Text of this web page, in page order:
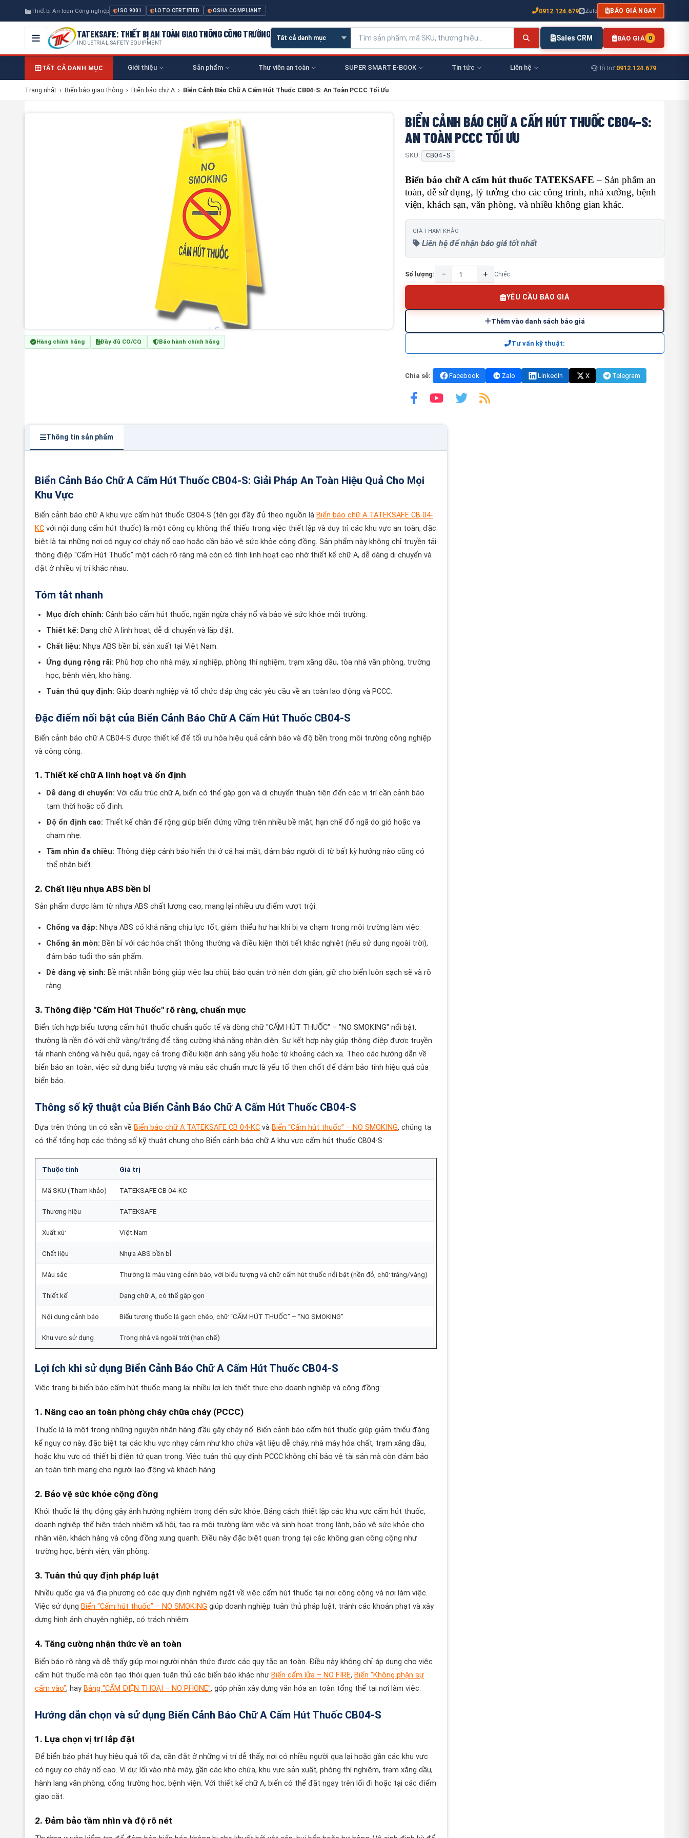
Thiết bị An toàn Công nghiệp ISO 9001 LOTO CERTIFIED OSHA COMPLIANT 0912.124.679 Zalo BÁO GIÁ NGAY
TATEKSAFE: THIẾT BỊ AN TOÀN GIAO THÔNG CÔNG TRƯỜNG
INDUSTRIAL SAFETY EQUIPMENT
Sales CRM BÁO GIÁ 0
TẤT CẢ DANH MỤC Giới thiệu Sản phẩm Thư viên an toàn SUPER SMART E-BOOK Tin tức Liên hệ Hỗ trợ:0912.124.679
Trang nhất › Biển báo giao thông › Biển báo chữ A › Biển Cảnh Báo Chữ A Cấm Hút Thuốc CB04-S: An Toàn PCCC Tối Ưu
Hàng chính hãng Đầy đủ CO/CQ Bảo hành chính hãng
BIỂN CẢNH BÁO CHỮ A CẤM HÚT THUỐC CB04-S:
AN TOÀN PCCC TỐI ƯU
SKU: CB04-S
Biển báo chữ A cấm hút thuốc TATEKSAFE – Sản phẩm an
toàn, dễ sử dụng, lý tưởng cho các công trình, nhà xưởng, bệnh
viện, khách sạn, văn phòng, và nhiều không gian khác.
GIÁ THAM KHẢO
Liên hệ để nhận báo giá tốt nhất
Số lượng: − + Chiếc
YÊU CẦU BÁO GIÁ
Thêm vào danh sách báo giá
Tư vấn kỹ thuật:
Chia sẻ: Facebook Zalo LinkedIn X Telegram
Thông tin sản phẩm
Biển Cảnh Báo Chữ A Cấm Hút Thuốc CB04-S: Giải Pháp An Toàn Hiệu Quả Cho Mọi
Khu Vực
Biển cảnh báo chữ A khu vực cấm hút thuốc CB04-S (tên gọi đầy đủ theo nguồn là Biển báo chữ A TATEKSAFE CB 04-
KC với nội dung cấm hút thuốc) là một công cụ không thể thiếu trong việc thiết lập và duy trì các khu vực an toàn, đặc
biệt là tại những nơi có nguy cơ cháy nổ cao hoặc cần bảo vệ sức khỏe cộng đồng. Sản phẩm này không chỉ truyền tải
thông điệp "Cấm Hút Thuốc" một cách rõ ràng mà còn có tính linh hoạt cao nhờ thiết kế chữ A, dễ dàng di chuyển và
đặt ở nhiều vị trí khác nhau.
Tóm tắt nhanh
Mục đích chính: Cảnh báo cấm hút thuốc, ngăn ngừa cháy nổ và bảo vệ sức khỏe môi trường.
Thiết kế: Dạng chữ A linh hoạt, dễ di chuyển và lắp đặt.
Chất liệu: Nhựa ABS bền bỉ, sản xuất tại Việt Nam.
Ứng dụng rộng rãi: Phù hợp cho nhà máy, xí nghiệp, phòng thí nghiệm, trạm xăng dầu, tòa nhà văn phòng, trường
học, bệnh viện, kho hàng.
Tuân thủ quy định: Giúp doanh nghiệp và tổ chức đáp ứng các yêu cầu về an toàn lao động và PCCC.
Đặc điểm nổi bật của Biển Cảnh Báo Chữ A Cấm Hút Thuốc CB04-S
Biển cảnh báo chữ A CB04-S được thiết kế để tối ưu hóa hiệu quả cảnh báo và độ bền trong môi trường công nghiệp
và công cộng.
1. Thiết kế chữ A linh hoạt và ổn định
Dễ dàng di chuyển: Với cấu trúc chữ A, biển có thể gập gọn và di chuyển thuận tiện đến các vị trí cần cảnh báo
tạm thời hoặc cố định.
Độ ổn định cao: Thiết kế chân đế rộng giúp biển đứng vững trên nhiều bề mặt, hạn chế đổ ngã do gió hoặc va
chạm nhẹ.
Tầm nhìn đa chiều: Thông điệp cảnh báo hiển thị ở cả hai mặt, đảm bảo người đi từ bất kỳ hướng nào cũng có
thể nhận biết.
2. Chất liệu nhựa ABS bền bỉ
Sản phẩm được làm từ nhựa ABS chất lượng cao, mang lại nhiều ưu điểm vượt trội:
Chống va đập: Nhựa ABS có khả năng chịu lực tốt, giảm thiểu hư hại khi bị va chạm trong môi trường làm việc.
Chống ăn mòn: Bền bỉ với các hóa chất thông thường và điều kiện thời tiết khắc nghiệt (nếu sử dụng ngoài trời),
đảm bảo tuổi thọ sản phẩm.
Dễ dàng vệ sinh: Bề mặt nhẵn bóng giúp việc lau chùi, bảo quản trở nên đơn giản, giữ cho biển luôn sạch sẽ và rõ
ràng.
3. Thông điệp "Cấm Hút Thuốc" rõ ràng, chuẩn mực
Biển tích hợp biểu tượng cấm hút thuốc chuẩn quốc tế và dòng chữ "CẤM HÚT THUỐC" – "NO SMOKING" nổi bật,
thường là nền đỏ với chữ vàng/trắng để tăng cường khả năng nhận diện. Sự kết hợp này giúp thông điệp được truyền
tải nhanh chóng và hiệu quả, ngay cả trong điều kiện ánh sáng yếu hoặc từ khoảng cách xa. Theo các hướng dẫn về
biển báo an toàn, việc sử dụng biểu tượng và màu sắc chuẩn mực là yếu tố then chốt để đảm bảo tính hiệu quả của
biển báo.
Thông số kỹ thuật của Biển Cảnh Báo Chữ A Cấm Hút Thuốc CB04-S
Dựa trên thông tin có sẵn về Biển báo chữ A TATEKSAFE CB 04-KC và Biển “Cấm hút thuốc” – NO SMOKING, chúng ta
có thể tổng hợp các thông số kỹ thuật chung cho Biển cảnh báo chữ A khu vực cấm hút thuốc CB04-S:
Thuộc tính Giá trị
Mã SKU (Tham khảo) TATEKSAFE CB 04-KC
Thương hiệu TATEKSAFE
Xuất xứ Việt Nam
Chất liệu Nhựa ABS bền bỉ
Màu sắc Thường là màu vàng cảnh báo, với biểu tượng và chữ cấm hút thuốc nổi bật (nền đỏ, chữ trắng/vàng)
Thiết kế Dạng chữ A, có thể gập gọn
Nội dung cảnh báo Biểu tượng thuốc lá gạch chéo, chữ “CẤM HÚT THUỐC” – “NO SMOKING”
Khu vực sử dụng Trong nhà và ngoài trời (hạn chế)
Lợi ích khi sử dụng Biển Cảnh Báo Chữ A Cấm Hút Thuốc CB04-S
Việc trang bị biển báo cấm hút thuốc mang lại nhiều lợi ích thiết thực cho doanh nghiệp và cộng đồng:
1. Nâng cao an toàn phòng cháy chữa cháy (PCCC)
Thuốc lá là một trong những nguyên nhân hàng đầu gây cháy nổ. Biển cảnh báo cấm hút thuốc giúp giảm thiểu đáng
kể nguy cơ này, đặc biệt tại các khu vực nhạy cảm như kho chứa vật liệu dễ cháy, nhà máy hóa chất, trạm xăng dầu,
hoặc khu vực có thiết bị điện tử quan trọng. Việc tuân thủ quy định PCCC không chỉ bảo vệ tài sản mà còn đảm bảo
an toàn tính mạng cho người lao động và khách hàng.
2. Bảo vệ sức khỏe cộng đồng
Khói thuốc lá thụ động gây ảnh hưởng nghiêm trọng đến sức khỏe. Bằng cách thiết lập các khu vực cấm hút thuốc,
doanh nghiệp thể hiện trách nhiệm xã hội, tạo ra môi trường làm việc và sinh hoạt trong lành, bảo vệ sức khỏe cho
nhân viên, khách hàng và cộng đồng xung quanh. Điều này đặc biệt quan trọng tại các không gian công cộng như
trường học, bệnh viện, văn phòng.
3. Tuân thủ quy định pháp luật
Nhiều quốc gia và địa phương có các quy định nghiêm ngặt về việc cấm hút thuốc tại nơi công cộng và nơi làm việc.
Việc sử dụng Biển “Cấm hút thuốc” – NO SMOKING giúp doanh nghiệp tuân thủ pháp luật, tránh các khoản phạt và xây
dựng hình ảnh chuyên nghiệp, có trách nhiệm.
4. Tăng cường nhận thức về an toàn
Biển báo rõ ràng và dễ thấy giúp mọi người nhận thức được các quy tắc an toàn. Điều này không chỉ áp dụng cho việc
cấm hút thuốc mà còn tạo thói quen tuân thủ các biển báo khác như Biển cấm lửa – NO FIRE, Biển “Không phận sự
cấm vào”, hay Bảng "CẤM ĐIỆN THOẠI – NO PHONE", góp phần xây dựng văn hóa an toàn tổng thể tại nơi làm việc.
Hướng dẫn chọn và sử dụng Biển Cảnh Báo Chữ A Cấm Hút Thuốc CB04-S
1. Lựa chọn vị trí lắp đặt
Để biển báo phát huy hiệu quả tối đa, cần đặt ở những vị trí dễ thấy, nơi có nhiều người qua lại hoặc gần các khu vực
có nguy cơ cháy nổ cao. Ví dụ: lối vào nhà máy, gần các kho chứa, khu vực sản xuất, phòng thí nghiệm, trạm xăng dầu,
hành lang văn phòng, cổng trường học, bệnh viện. Với thiết kế chữ A, biển có thể đặt ngay trên lối đi hoặc tại các điểm
giao cắt.
2. Đảm bảo tầm nhìn và độ rõ nét